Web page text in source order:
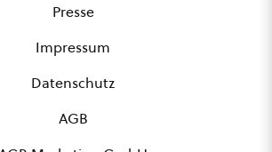
Presse
Impressum
Datenschutz
AGB